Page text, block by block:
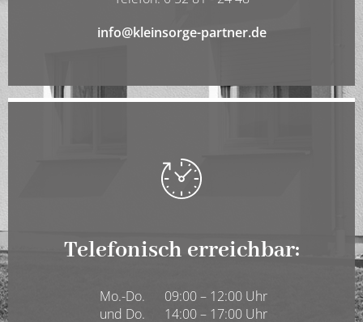
info@kleinsorge-partner.de
Telefonisch erreichbar:
Mo.-Do.
09:00 – 12:00 Uhr
und Do.
14:00 – 17:00 Uhr